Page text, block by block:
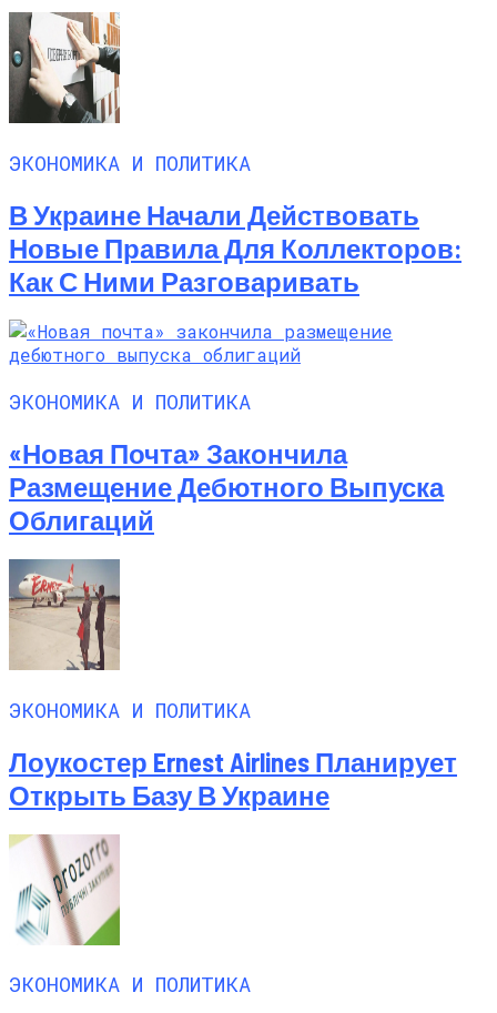
ЭКОНОМИКА И ПОЛИТИКА
В Украине Начали Действовать
Новые Правила Для Коллекторов:
Как С Ними Разговаривать
ЭКОНОМИКА И ПОЛИТИКА
«Новая Почта» Закончила
Размещение Дебютного Выпуска
Облигаций
ЭКОНОМИКА И ПОЛИТИКА
Лоукостер Ernest Airlines Планирует
Открыть Базу В Украине
ЭКОНОМИКА И ПОЛИТИКА